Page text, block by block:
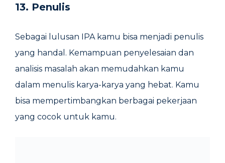
13. Penulis
Sebagai lulusan IPA kamu bisa menjadi penulis
yang handal. Kemampuan penyelesaian dan
analisis masalah akan memudahkan kamu
dalam menulis karya-karya yang hebat. Kamu
bisa mempertimbangkan berbagai pekerjaan
yang cocok untuk kamu.